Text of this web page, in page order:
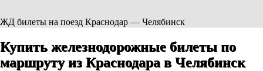
ЖД билеты на поезд Краснодар — Челябинск
Купить железнодорожные билеты по
маршруту из Краснодара в Челябинск